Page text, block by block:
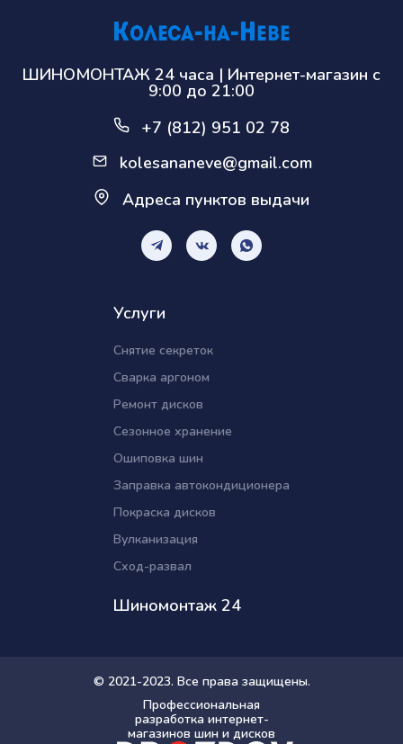
ШИНОМОНТАЖ 24 часа | Интернет-магазин с
9:00 до 21:00
+7 (812) 951 02 78
kolesananeve@gmail.com
Адреса пунктов выдачи
Услуги
Снятие секреток
Сварка аргоном
Ремонт дисков
Сезонное хранение
Ошиповка шин
Заправка автокондиционера
Покраска дисков
Вулканизация
Сход-развал
Шиномонтаж 24
© 2021-2023. Все права защищены.
Профессиональная
разработка интернет-
магазинов шин и дисков